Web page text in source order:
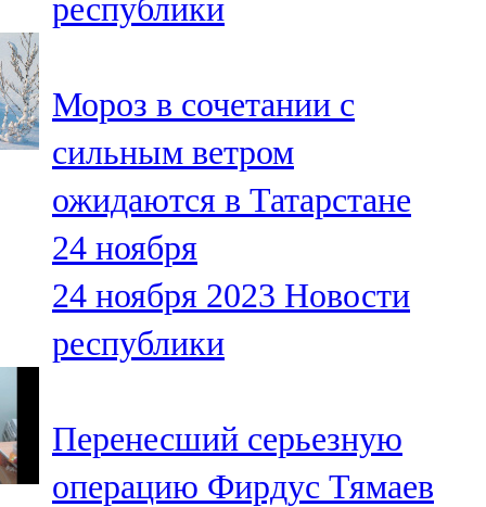
республики
Мороз в сочетании с
сильным ветром
ожидаются в Татарстане
24 ноября
24 ноября 2023 Новости
республики
Перенесший серьезную
операцию Фирдус Тямаев